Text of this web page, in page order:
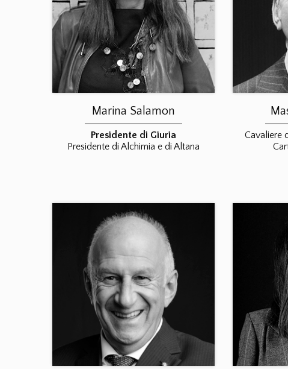
Marina Salamon
Presidente di Giuria
Presidente di Alchimia e di Altana
Cavaliere